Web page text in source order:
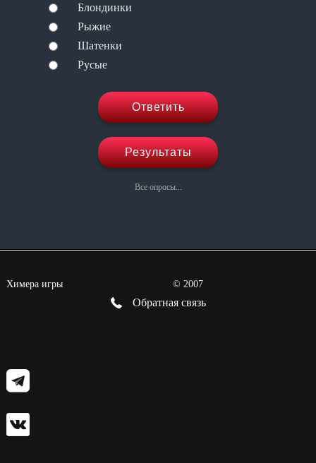
Блондинки
Рыжие
Шатенки
Русые
Ответить
Результаты
Все опросы...
Химера игры © 2007
Обратная связь